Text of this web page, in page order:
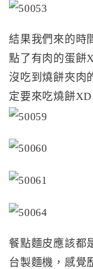
結果我們來的時
點了有肉的蛋餅
沒吃到燒餅夾肉
定要來吃燒餅XD
餐點麵皮應該都
台製麵機，感覺